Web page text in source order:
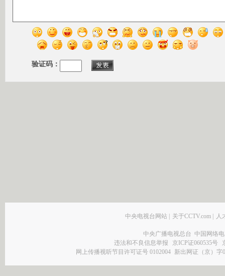
验证码：
中央电视台网站 关于CCTV.com 人
中央广播电视总台 中国网络
违法和不良信息举报
京ICP证060535号
网上传播视听节目许可证号 0102004 新出网证（京）